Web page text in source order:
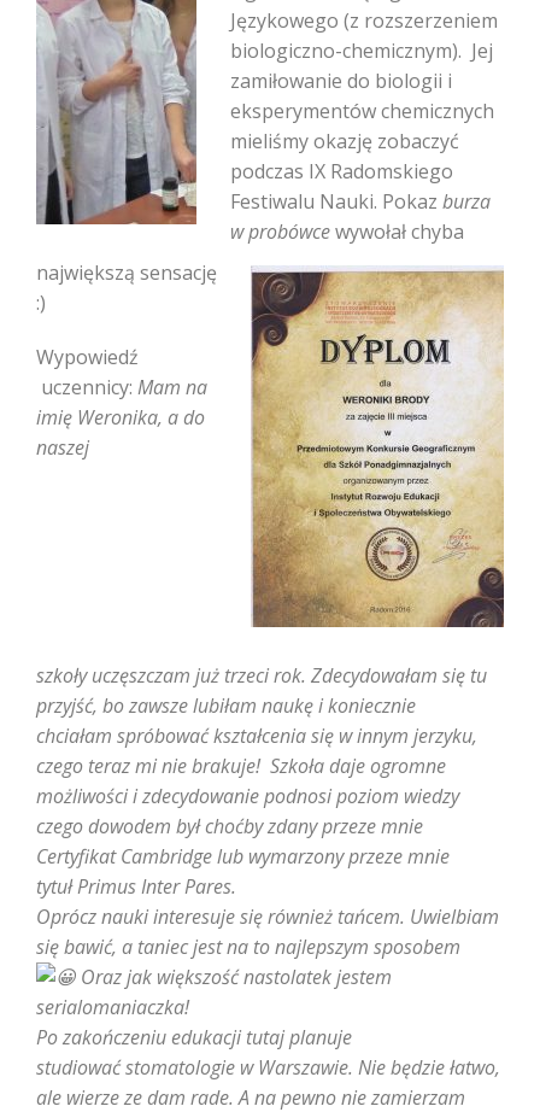
Językowego (z rozszerzeniem
biologiczno-chemicznym). Jej
zamiłowanie do biologii i
eksperymentów chemicznych
mieliśmy okazję zobaczyć
podczas IX Radomskiego
Festiwalu Nauki. Pokaz burza
w probówcewywołał chyba
największą sensację
:)
Wypowiedź
uczennicy: Mam na
imię Weronika, a do
naszej
szkoły uczęszczam już trzeci rok. Zdecydowałam się tu
przyjść, bo zawsze lubiłam naukę i koniecznie
chciałam spróbować kształcenia się w innym jerzyku,
czego teraz mi nie brakuje! Szkoła daje ogromne
możliwości i zdecydowanie podnosi poziom wiedzy
czego dowodem był choćby zdany przeze mnie
Certyfikat Cambridge lub wymarzony przeze mnie
tytuł Primus Inter Pares.
Oprócz nauki interesuje się również tańcem. Uwielbiam
się bawić, a taniec jest na to najlepszym sposobem
Oraz jak większość nastolatek jestem
serialomaniaczka!
Po zakończeniu edukacji tutaj planuje
studiować stomatologie w Warszawie. Nie będzie łatwo,
ale wierze ze dam rade. A na pewno nie zamierzam